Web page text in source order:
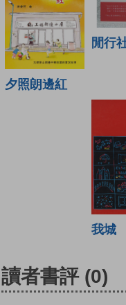
夕照朗邊紅
閒行
我城
讀者書評 (0)